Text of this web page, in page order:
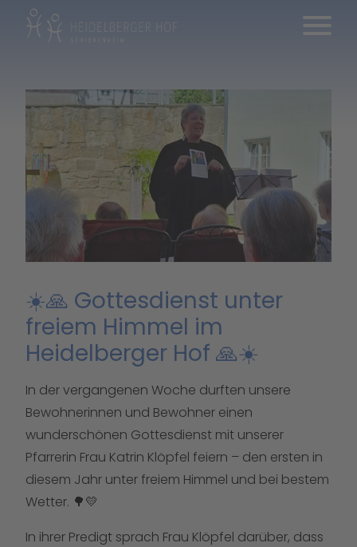
☀️🙏 Gottesdienst unter
freiem Himmel im
Heidelberger Hof 🙏☀️
In der vergangenen Woche durften unsere
Bewohnerinnen und Bewohner einen
wunderschönen Gottesdienst mit unserer
Pfarrerin Frau Katrin Klöpfel feiern – den ersten in
diesem Jahr unter freiem Himmel und bei bestem
Wetter. 🌳💛
In ihrer Predigt sprach Frau Klöpfel darüber, dass